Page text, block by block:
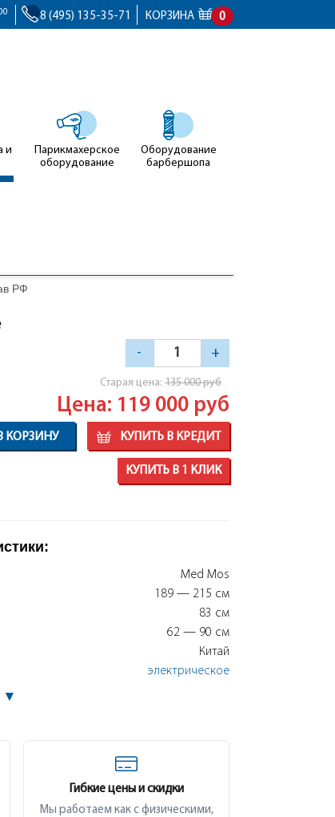
8 (495) 135-35-71 КОРЗИНА 0
и
Парикмахерское
оборудование
Оборудование
барбершопа
РФ
- +
Cтарая цена: 135 000руб
Цена: 119 000 руб
КОРЗИНУ КУПИТЬ В КРЕДИТ
КУПИТЬ В 1 КЛИК
Med Mos
189 — 215 см
83 см
62 — 90 см
Китай
электрическое
▾
Гибкие цены и скидки
Мы работаем как с физическими,